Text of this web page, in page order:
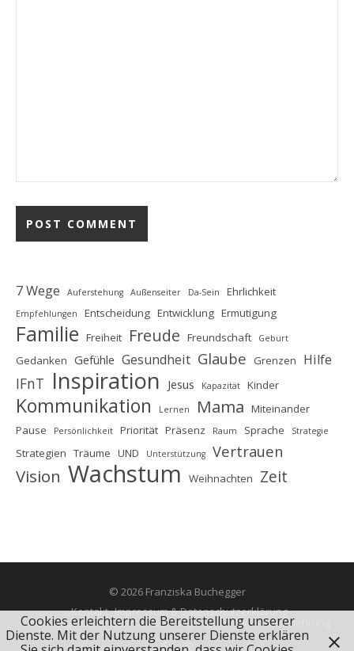
7 Wege Auferstehung Außenseiter Da-Sein Ehrlichkeit
Empfehlungen Entscheidung Entwicklung Ermutigung
Familie Freiheit Freude Freundschaft Geburt
Gedanken Gefühle Gesundheit Glaube Grenzen Hilfe
IFnT Inspiration Jesus Kapazität Kinder
Kommunikation Lernen Mama Miteinander
Pause
Persönlichkeit Priorität Präsenz Raum Sprache Strategie
Strategien Träume UND Unterstützung Vertrauen
Vision Wachstum Weihnachten Zeit
© 2026 Franziska Buchegger
Kontakt Impressum & Datenschutzerklärung
AGB (Allgemeine Geschäftsbedingungen) Widerrufsbelehrung
Cookies erleichtern die Bereitstellung unserer
Dienste. Mit der Nutzung unserer Dienste erklären